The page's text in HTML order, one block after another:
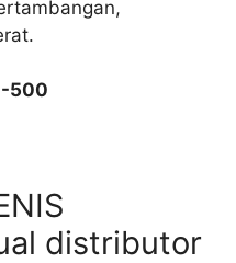
500
distributor